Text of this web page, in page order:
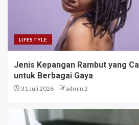
LIFESTYLE
Jenis Kepangan Rambut yang
untuk Berbagai Gaya
31 Juli 2026 admin 2